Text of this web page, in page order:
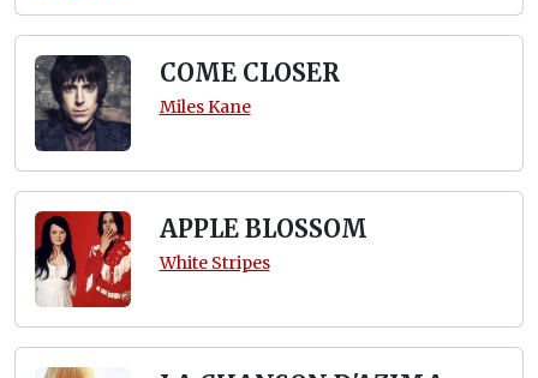
COME CLOSER
Miles Kane
APPLE BLOSSOM
White Stripes